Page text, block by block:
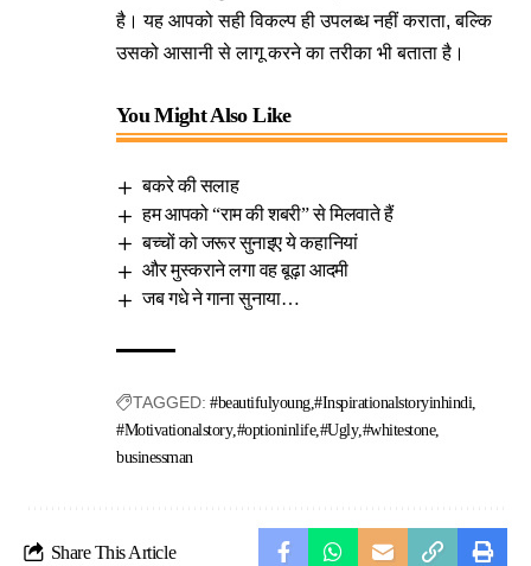
है। यह आपको सही विकल्प ही उपलब्ध नहीं कराता, बल्कि
उसको आसानी से लागू करने का तरीका भी बताता है।
You Might Also Like
बकरे की सलाह
हम आपको “राम की शबरी” से मिलवाते हैं
बच्चों को जरूर सुनाइए ये कहानियां
और मुस्कराने लगा वह बूढ़ा आदमी
जब गधे ने गाना सुनाया…
TAGGED: #beautifulyoung #Inspirationalstoryinhindi
#Motivationalstory #optioninlife #Ugly #whitestone
businessman
Share This Article